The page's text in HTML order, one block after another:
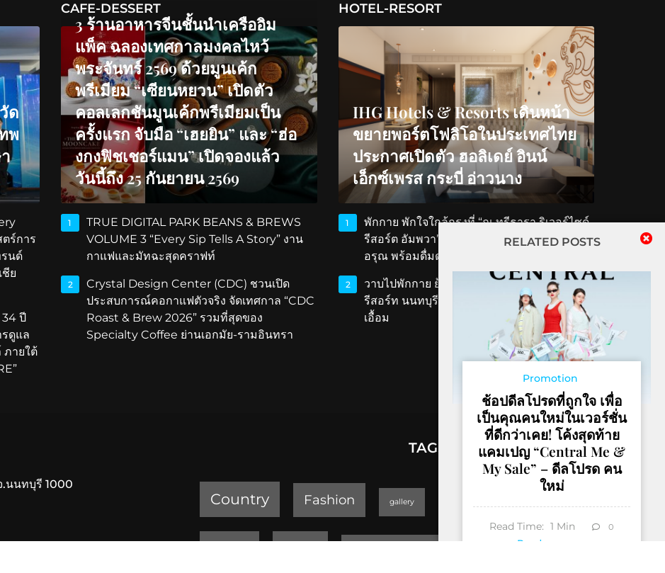
RELATED POSTS
Promotion
ช้อปดีลโปรดที่ถูกใจ เพื่อ
เป็นคุณคนใหม่ในเวอร์ชั่น
ที่ดีกว่าเคย! โค้งสุดท้าย
แคมเปญ “Central Me &
My Sale” – ดีลโปรด คน
ใหม่
Read Time: 1 Min 0
Read more
ด
พ
ร์การ
นด์
ชีย
ปี
ดูแล
ภายใต้
CAFE-DESSERT
3 ร้านอาหารจีนชั้นนำเครืออิม
แพ็ค ฉลองเทศกาลมงคลไหว้
พระจันทร์ 2569 ด้วยมูนเค้ก
พรีเมียม “เซียนหยวน” เปิดตัว
คอลเลกชันมูนเค้กพรีเมียมเป็น
ครั้งแรก จับมือ “เฮยยิน” และ “ฮ่อ
งกงฟิชเชอร์แมน” เปิดจองแล้ว
วันนี้ถึง 25 กันยายน 2569
1
TRUE DIGITAL PARK BEANS & BREWS
VOLUME 3 “Every Sip Tells A Story” งาน
กาแฟและมัทฉะสุดคราฟท์
2
Crystal Design Center (CDC) ชวนเปิด
ประสบการณ์คอกาแฟตัวจริง จัดเทศกาล “CDC
Roast & Brew 2026” รวมที่สุดของ
Specialty Coffee ย่านเอกมัย-รามอินทรา
HOTEL-RESORT
IHG Hotels & Resorts เดินหน้า
ขยายพอร์ตโฟลิโอในประเทศไทย
ประกาศเปิดตัว ฮอลิเดย์ อินน์
เอ็กซ์เพรส กระบี่ อ่าวนาง
1
พักกาย พักใจใกล้กรุงที่ “ณ ทรีธารา ริเวอร์ไซด์
รีสอร์ต อัมพวา” สัมผัสวิถีริมน้ำ ตักบาตรรับ
อรุณ พร้อมดื่มด่ำเสน่ห์สมุทรสงคราม
2
วาบไปพักกาย ย้อนเวลาไปพักใจที่ ‘ทับขวัญ
รีสอร์ท นนทบุรี’ เสน่ห์เรือนไทยโบราณใกล้แค่
เอื้อม
.นนทบุรี 1000
TAGS
Country Fashion gallery lifestyle
Trending